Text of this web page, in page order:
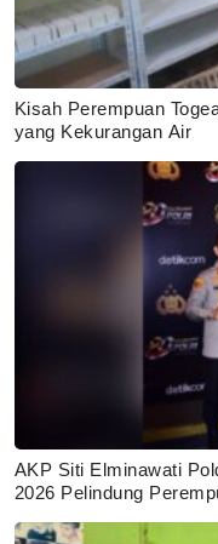
Kisah Perempuan
yang Kekurangan Air
AKP Siti Elminawati
2026 Pelindung